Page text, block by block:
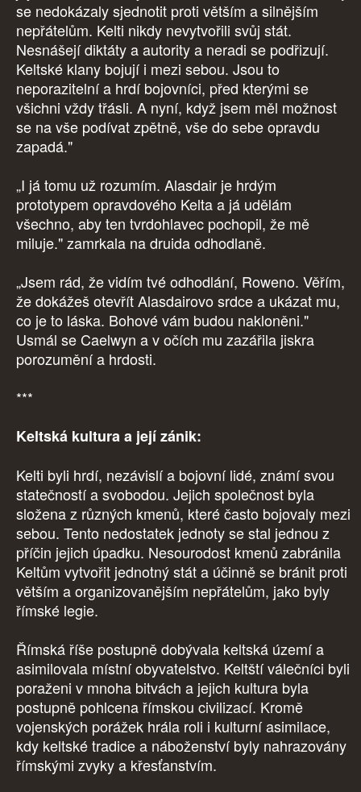
se nedokázaly sjednotit proti větším a silnějším
nepřátelům. Kelti nikdy nevytvořili svůj stát.
Nesnášejí diktáty a autority a neradi se podřizují.
Keltské klany bojují i mezi sebou. Jsou to
neporazitelní a hrdí bojovníci, před kterými se
všichni vždy třásli. A nyní, když jsem měl možnost
se na vše podívat zpětně, vše do sebe opravdu
zapadá."
„I já tomu už rozumím. Alasdair je hrdým
prototypem opravdového Kelta a já udělám
všechno, aby ten tvrdohlavec pochopil, že mě
miluje." zamrkala na druida odhodlaně.
„Jsem rád, že vidím tvé odhodlání, Roweno. Věřím,
že dokážeš otevřít Alasdairovo srdce a ukázat mu,
co je to láska. Bohové vám budou nakloněni."
Usmál se Caelwyn a v očích mu zazářila jiskra
porozumění a hrdosti.
***
Keltská kultura a její zánik:
Kelti byli hrdí, nezávislí a bojovní lidé, známí svou
statečností a svobodou. Jejich společnost byla
složena z různých kmenů, které často bojovaly mezi
sebou. Tento nedostatek jednoty se stal jednou z
příčin jejich úpadku. Nesourodost kmenů zabránila
Keltům vytvořit jednotný stát a účinně se bránit proti
větším a organizovanějším nepřátelům, jako byly
římské legie.
Římská říše postupně dobývala keltská území a
asimilovala místní obyvatelstvo. Keltští válečníci byli
poraženi v mnoha bitvách a jejich kultura byla
postupně pohlcena římskou civilizací. Kromě
vojenských porážek hrála roli i kulturní asimilace,
kdy keltské tradice a náboženství byly nahrazovány
římskými zvyky a křesťanstvím.